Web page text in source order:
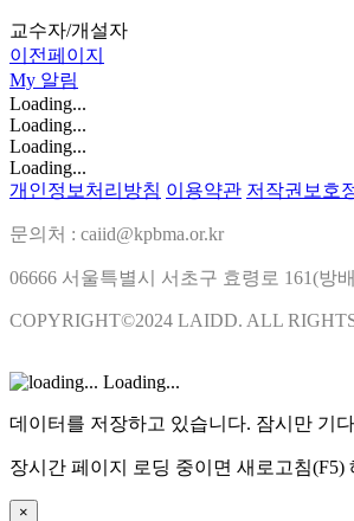
교수자/개설자
이전페이지
My 알림
Loading...
Loading...
Loading...
Loading...
개인정보처리방침 이용약관 저작권보호
문의처 : caiid@kpbma.or.kr
06666 서울특별시 서초구 효령로 161(방
COPYRIGHT©2024 LAIDD. ALL
Loading...
데이터를 저장하고 있습니다. 잠시만 기
장시간 페이지 로딩 중이면 새로고침(F5)
×